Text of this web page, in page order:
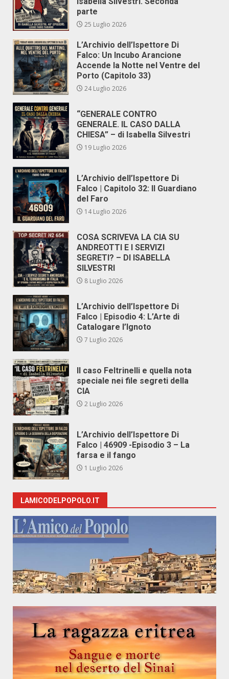
parte
25 Luglio 2026
L’Archivio dell’Ispettore Di
Falco: Un Incubo Arancione
Accende la Notte nel Ventre del
Porto (Capitolo 33)
24 Luglio 2026
“GENERALE CONTRO
GENERALE. IL CASO DALLA
CHIESA” – di Isabella Silvestri
19 Luglio 2026
L’Archivio dell’Ispettore Di
Falco | Capitolo 32: Il Guardiano
del Faro
14 Luglio 2026
COSA SCRIVEVA LA CIA SU
ANDREOTTI E I SERVIZI
SEGRETI? – DI ISABELLA
SILVESTRI
8 Luglio 2026
L’Archivio dell’Ispettore Di
Falco | Episodio 4: L’Arte di
Catalogare l’Ignoto
7 Luglio 2026
Il caso Feltrinelli e quella nota
speciale nei file segreti della
CIA
2 Luglio 2026
L’Archivio dell’Ispettore Di
Falco | 46909 -Episodio 3 – La
farsa e il fango
1 Luglio 2026
LAMICODELPOPOLO.IT